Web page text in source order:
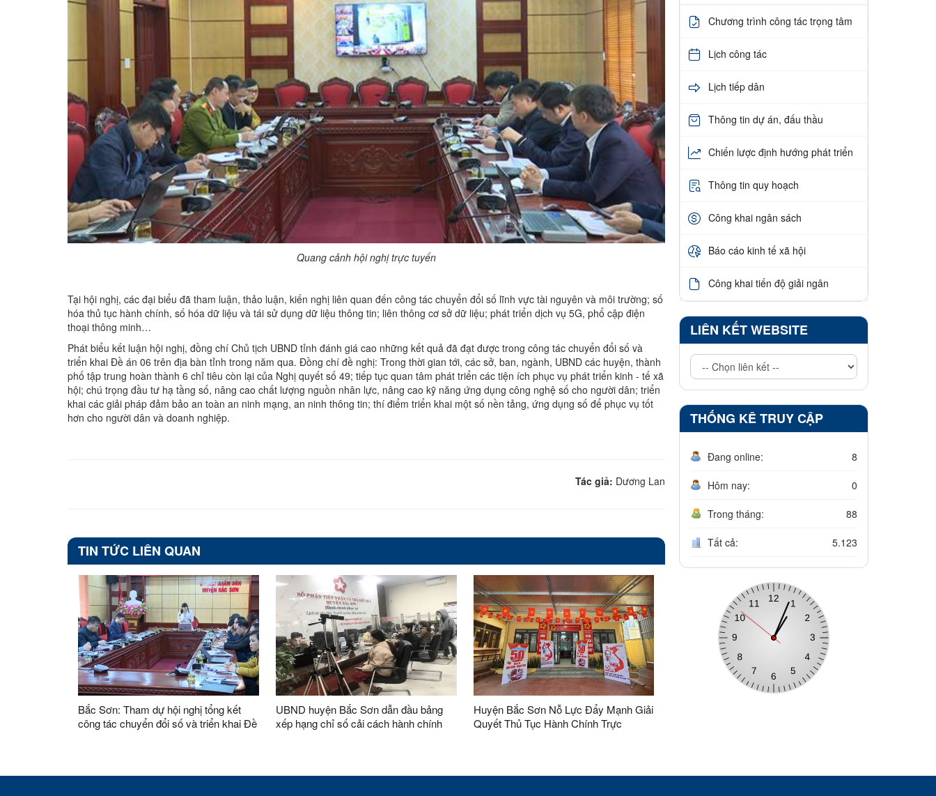
Quang cảnh hội nghị trực tuyến
Tại hội nghị, các đại biểu đã tham luận, thảo luận, kiến nghị liên quan đến công tác chuyển đổi số lĩnh vực tài nguyên và môi trường; số
hóa thủ tục hành chính, số hóa dữ liệu và tái sử dụng dữ liệu thông tin; liên thông cơ sở dữ liệu; phát triển dịch vụ 5G, phổ cập điện
thoại thông minh…
Phát biểu kết luận hội nghị, đồng chí Chủ tịch UBND tỉnh đánh giá cao những kết quả đã đạt được trong công tác chuyển đổi số và
triển khai Đề án 06 trên địa bàn tỉnh trong năm qua. Đồng chí đề nghị: Trong thời gian tới, các sở, ban, ngành, UBND các huyện, thành
phố tập trung hoàn thành 6 chỉ tiêu còn lại của Nghị quyết số 49; tiếp tục quan tâm phát triển các tiện ích phục vụ phát triển kinh - tế xã
hội; chú trọng đầu tư hạ tầng số, nâng cao chất lượng nguồn nhân lực, nâng cao kỹ năng ứng dụng công nghệ số cho người dân; triển
khai các giải pháp đảm bảo an toàn an ninh mạng, an ninh thông tin; thí điểm triển khai một số nền tảng, ứng dụng số để phục vụ tốt
hơn cho người dân và doanh nghiệp.
Tác giả: Dương Lan
TIN TỨC LIÊN QUAN
Bắc Sơn: Tham dự hội nghị tổng kết
công tác chuyển đổi số và triển khai Đề
UBND huyện Bắc Sơn dẫn đầu bảng
xếp hạng chỉ số cải cách hành chính
Huyện Bắc Sơn Nỗ Lực Đẩy Mạnh Giải
Quyết Thủ Tục Hành Chính Trực
Chương trình công tác trọng tâm
Lịch công tác
Lịch tiếp dân
Thông tin dự án, đấu thầu
Chiến lược định hướng phát triển
Thông tin quy hoạch
Công khai ngân sách
Báo cáo kinh tế xã hội
Công khai tiến độ giải ngân
LIÊN KẾT WEBSITE
THỐNG KÊ TRUY CẬP
Đang online: 8
Hôm nay: 0
Trong tháng: 88
Tất cả: 5.123